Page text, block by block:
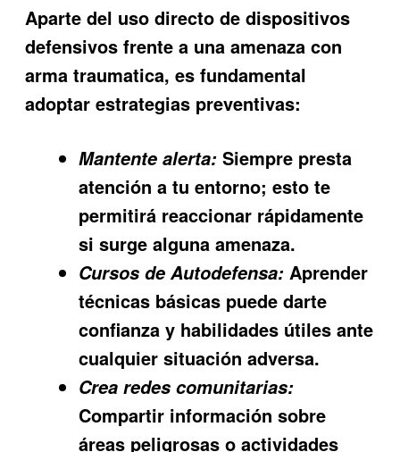
Aparte del uso directo de dispositivos
defensivos frente a unaamenaza con
arma traumatica, es fundamental
adoptar estrategias preventivas:
Mantente alerta: Siempre presta
atención a tu entorno; esto te
permitirá reaccionar rápidamente
si surge alguna amenaza.
Cursos de Autodefensa: Aprender
técnicas básicas puede darte
confianza y habilidades útiles ante
cualquier situación adversa.
Crea redes comunitarias:
Compartir información sobre
áreas peligrosas o actividades